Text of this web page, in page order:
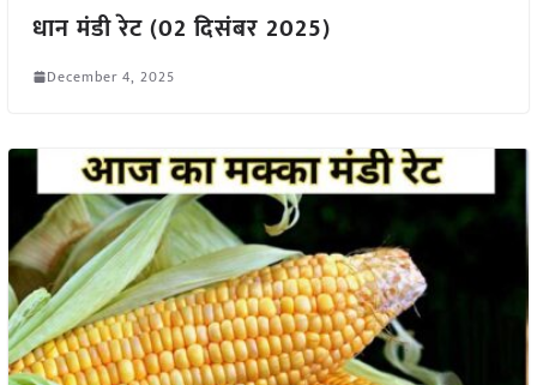
धान मंडी रेट (02 दिसंबर 2025)
December 4, 2025